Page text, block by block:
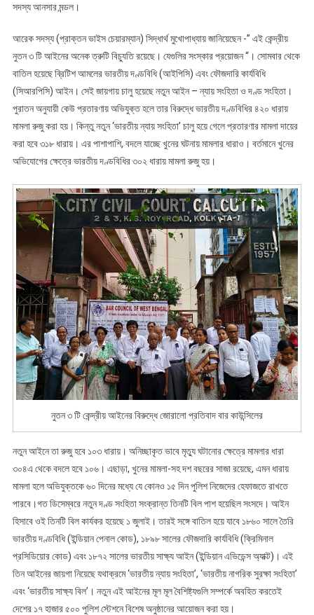
সদস্য আনসার মন্ডল।
আরেক সদস্য (প্রাক্তন ভাইস চেয়ারম্যান) সিদ্ধার্থ মুখোপাধ্যায় জানিয়েছেন -” এই কেন্দ্রীয়
নুতন ৩ টি আইনের অনেক ত্রুটি বিচ্যুতি রয়েছে। যেগুলির সংস্কার প্রয়োজন “। সোমবার থেকে
বাতিল হয়েছে ব্রিটিশ আমলের ভারতীয় দণ্ডবিধি (আইপিসি) এবং ফৌজদারি কার্যবিধি
(সিআরপিসি) আইন। সেই জায়গায় চালু হয়েছে নতুন আইন – ন্যায় সংহিতা ও দণ্ড সংহিতা।
পুরাতন অনুযায়ী কেউ প্রতারণায় অভিযুক্ত হলে তার বিরুদ্ধে ভারতীয় দণ্ডবিধির ৪২০ ধারায়
মামলা রুজু করা হয়। কিন্তু নতুন ‘ভারতীয় ন্যায় সংহিতা’ চালু হয়ে গেলে প্রতারণার মামলা দায়ের
করা হবে ৩১৮ ধারায়। এর পাশাপাশি, বদলে যাচ্ছে খুনের ঘটনায় মামলার ধারাও। বর্তমানে খুনের
অভিযোগের ক্ষেত্রে ভারতীয় দণ্ডবিধির ৩০২ ধারায় মামলা রুজু হয়।
নুতন ৩ টি কেন্দ্রীয় আইনের বিরুদ্ধে জোরালো প্রতিবাদ বার কাউন্সিলের
নতুন আইনে তা রুজু হবে ১০৩ ধারায়। অনিচ্ছাকৃত ভাবে মৃত্যু ঘটানোর ক্ষেত্রে মামলার ধারা
৩০৪এ থেকে বদলে হবে ১০৬। এছাড়া, খুনের মামলা-সহ দশ বছরের সাজা রয়েছে, এমন ধারায়
মামলা হলে অভিযুক্তকে ৬০ দিনের মধ্যে যে কোনও ১৫ দিন পুলিশ নিজেদের হেফাজতে রাখতে
পারবে।গত ডিসেম্বরে নতুন দণ্ড সংহিতা সংক্রান্ত তিনটি বিল পাশ হয়েছিল সংসদে। আইন
হিসাবে ওই তিনটি বিল কার্যকর হয়েছে ১ জুলাই। তারই সঙ্গে বাতিল হয়ে যাবে ১৮৬০ সালে তৈরি
ভারতীয় দণ্ডবিধি (ইন্ডিয়ান পেনাল কোড), ১৮৯৮ সালের ফৌজদারি কার্যবিধি (ক্রিমিনাল
প্রসিডিয়োর কোড) এবং ১৮৭২ সালের ভারতীয় সাক্ষ্য আইন (ইন্ডিয়ান এভিডেন্স অ্যাক্ট)। এই
তিন আইনের জায়গা নিয়েছে যথাক্রমে ‘ভারতীয় ন্যায় সংহিতা’, ‘ভারতীয় নাগরিক সুরক্ষা সংহিতা’
এবং ‘ভারতীয় সাক্ষ্য বিল’। নতুন এই আইনের মূল মূল বৈশিষ্ট্যগুলি সম্পর্কে অবহিত করতেই
দেশের ১৭ হাজার ৫০০ পুলিশ স্টেশনে বিশেষ অনুষ্ঠানের আয়োজন করা হয়।